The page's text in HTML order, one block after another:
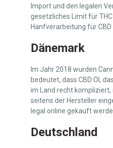
Import und den legalen
gesetzliches Limit für
Hanfverarbeitung für CBD
Dänemark
Im Jahr 2018 wurden
bedeutet, dass CBD Öl,
im Land recht
seitens der Hersteller
legal online gekauft
Deutschland